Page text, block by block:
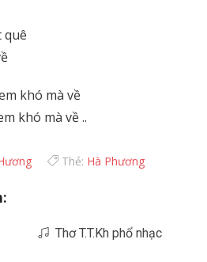
quê
khó mà về
khó mà về ..
Thẻ: Hà Phương
Thơ T.T.Kh phổ nhạc